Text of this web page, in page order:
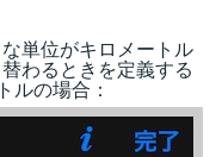
単位がキロメートル
わるときを定義する
ルの場合：